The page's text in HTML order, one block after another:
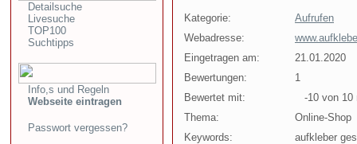
Detailsuche
Livesuche
TOP100
Suchtipps
Info,s und Regeln
Webseite eintragen
Passwort vergessen?
Kategorie:
Aufrufen
Webadresse:
Eingetragen am:
21.01.2020
Bewertungen:
1
Bewertet mit:
-10 von 10
Thema:
Online-Shop
Keywords:
aufkleber